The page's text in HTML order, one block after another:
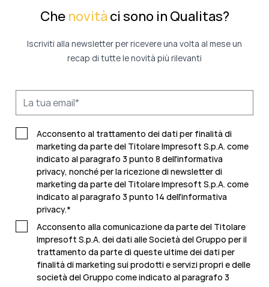
Che novità ci sono in Qualitas?
Iscriviti alla newsletter per ricevere una volta al mese un
recap di tutte le novità più rilevanti
Acconsento al trattamento dei dati per finalità di
marketing da parte del Titolare Impresoft S.p.A. come
indicato al paragrafo 3 punto 8 dell'informativa
privacy, nonché per la ricezione di newsletter di
marketing da parte del Titolare Impresoft S.p.A. come
indicato al paragrafo 3 punto 14 dell'informativa
privacy.*
Acconsento alla comunicazione da parte del Titolare
Impresoft S.p.A. dei dati alle Società del Gruppo per il
trattamento da parte di queste ultime dei dati per
finalità di marketing sui prodotti e servizi propri e delle
società del Gruppo come indicato al paragrafo 3